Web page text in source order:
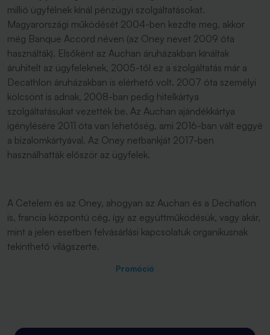
millió ügyfélnek kínál pénzügyi szolgáltatásokat.
Magyarországi működését 2004-ben kezdte meg, akkor
még Banque Accord néven (az Oney nevet 2009 óta
használták). Elsőként az Auchan áruházakban kínáltak
áruhitelt az ügyfeleknek, 2005-től ez a szolgáltatás már a
Decathlon áruházakban is elérhető volt. 2007 óta személyi
kölcsönt is adnak, 2008-ban pedig hitelkártya
szolgáltatásukat vezették be. Az Auchan ajándékkártya
igénylésére 2011 óta van lehetőség, ami 2016-ban vált eggyé
a bizalomkártyával. Az Oney netbankját 2017-ben
használhatták először az ügyfelek.
A Cetelem és az Oney, ahogyan az Auchan és a Dechatlon
is, francia központú cég, így az együttműködésük, vagy akár,
mint a jelen esetben felvásárlási kapcsolatuk organikusnak
tekinthető világszerte.
Promóció